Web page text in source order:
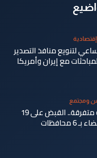
إقتصادية
لتنويع منافذ التصدير
مع إيران وأمريكا
ومجتمع
في عمليات نوعية متفرقة.. القبض على 19
محافظات